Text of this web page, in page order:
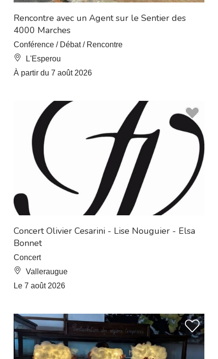
Rencontre avec un Agent sur le Sentier des
4000 Marches
Conférence / Débat / Rencontre
L'Esperou
À partir du 7 août 2026
Concert Olivier Cesarini - Lise Nouguier - Elsa
Bonnet
Concert
Valleraugue
Le 7 août 2026